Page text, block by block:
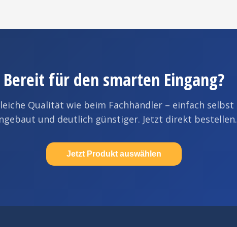
Bereit für den smarten Eingang?
Qualität wie beim Fachhändler – einfach selbst
und deutlich günstiger. Jetzt direkt bestellen.
Jetzt Produkt auswählen